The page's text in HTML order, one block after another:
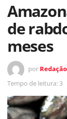
de
meses
por
Tempo de leitura: 3